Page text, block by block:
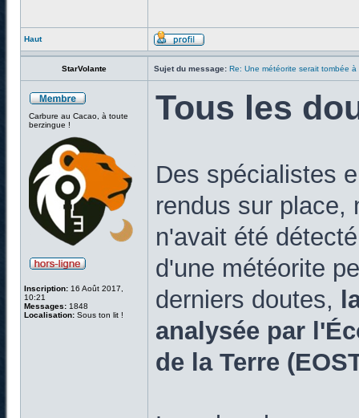
Haut
StarVolante Sujet du message: Re: Une météorite serait tombée à
Carbure au Cacao, à toute
berzingue !
Inscription: 16 Août 2017,
10:21
Messages: 1848
Localisation: Sous ton lit !
Tous les
Des spécialistes
rendus sur place,
n'avait été
d'une météorite
derniers doutes,
analysée par
de la Terre